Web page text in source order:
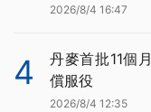
2026/8/4 16:47
4
丹麥首批11個
償服役
2026/8/4 12:35